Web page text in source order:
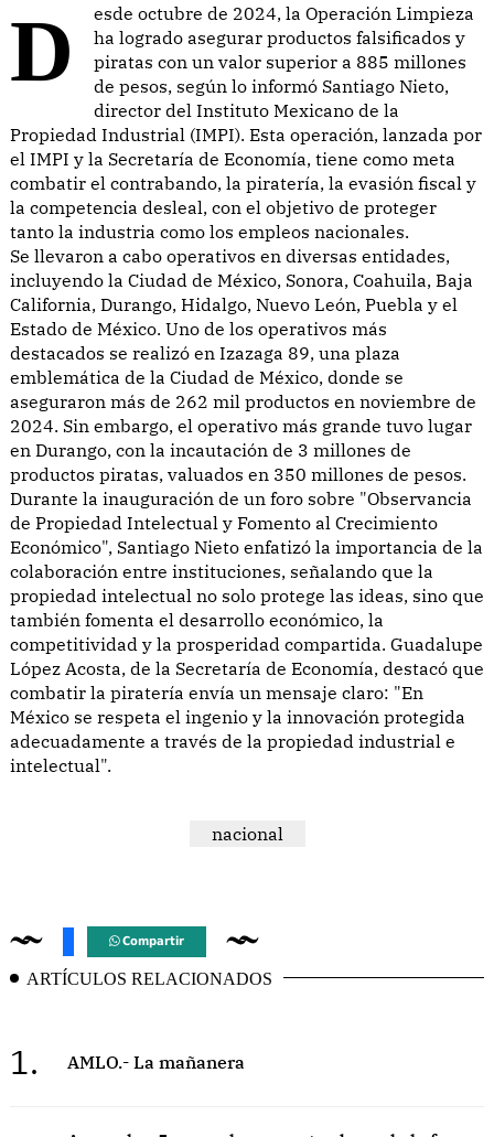
Desde octubre de 2024, la Operación Limpieza
ha logrado asegurar productos falsificados y
piratas con un valor superior a 885 millones
de pesos, según lo informó Santiago Nieto,
director del Instituto Mexicano de la
Propiedad Industrial (IMPI). Esta operación, lanzada por
el IMPI y la Secretaría de Economía, tiene como meta
combatir el contrabando, la piratería, la evasión fiscal y
la competencia desleal, con el objetivo de proteger
tanto la industria como los empleos nacionales.
Se llevaron a cabo operativos en diversas entidades,
incluyendo la Ciudad de México, Sonora, Coahuila, Baja
California, Durango, Hidalgo, Nuevo León, Puebla y el
Estado de México. Uno de los operativos más
destacados se realizó en Izazaga 89, una plaza
emblemática de la Ciudad de México, donde se
aseguraron más de 262 mil productos en noviembre de
2024. Sin embargo, el operativo más grande tuvo lugar
en Durango, con la incautación de 3 millones de
productos piratas, valuados en 350 millones de pesos.
Durante la inauguración de un foro sobre "Observancia
de Propiedad Intelectual y Fomento al Crecimiento
Económico", Santiago Nieto enfatizó la importancia de la
colaboración entre instituciones, señalando que la
propiedad intelectual no solo protege las ideas, sino que
también fomenta el desarrollo económico, la
competitividad y la prosperidad compartida. Guadalupe
López Acosta, de la Secretaría de Economía, destacó que
combatir la piratería envía un mensaje claro: "En
México se respeta el ingenio y la innovación protegida
adecuadamente a través de la propiedad industrial e
intelectual".
nacional
Compartir
ARTÍCULOS RELACIONADOS
1. AMLO.- La mañanera